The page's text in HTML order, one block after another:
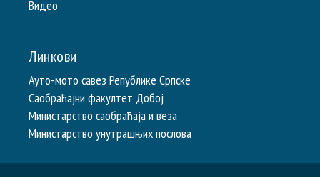
Видео
Линкови
Ауто-мото савез Републике Српске
Саобраћајни факултет Добој
Министарство саобраћаја и веза
Министарство унутрашњих послова